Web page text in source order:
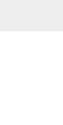
la page